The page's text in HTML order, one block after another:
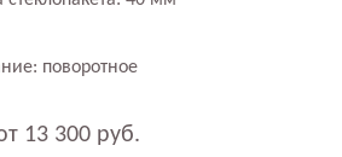
поворотное
13 300 руб.